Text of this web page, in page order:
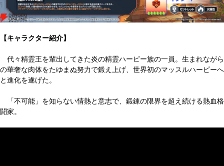
【キャラクター紹介】
代々精霊王を輩出してきた炎の精霊ハーピー族の一員。生まれながら
の華奢な肉体をたゆまぬ努力で鍛え上げ、世界初のマッスルハーピーへ
と進化を遂げた。
「不可能」を知らない情熱と意志で、鍛錬の限界を超え続ける熱血格
闘家。